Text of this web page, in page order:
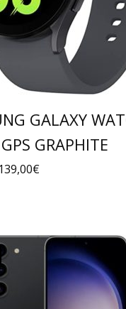
GALAXY
GRAPHITE
139,00€